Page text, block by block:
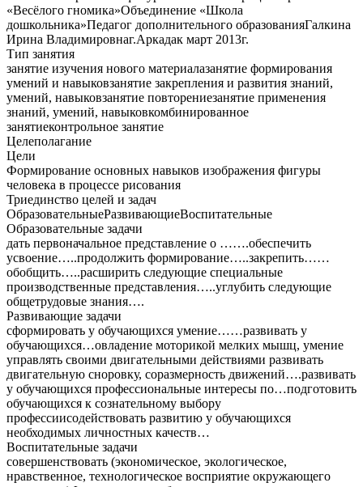
«Весёлого гномика»Объединение «Школа
дошкольника»Педагог дополнительного образованияГалкина
Ирина Владимировнаг.Аркадак март 2013г.
Тип занятия
занятие изучения нового материалазанятие формирования
умений и навыковзанятие закрепления и развития знаний,
умений, навыковзанятие повторениезанятие применения
знаний, умений, навыковкомбинированное
занятиеконтрольное занятие
Целеполагание
Цели
Формирование основных навыков изображения фигуры
человека в процессе рисования
Триединство целей и задач
ОбразовательныеРазвивающиеВоспитательные
Образовательные задачи
дать первоначальное представление о …….обеспечить
усвоение…..продолжить формирование…..закрепить……
обобщить…..расширить следующие специальные
производственные представления…..углубить следующие
общетрудовые знания….
Развивающие задачи
сформировать у обучающихся умение……развивать у
обучающихся…овладение моторикой мелких мышц, умение
управлять своими двигательными действиями развивать
двигательную сноровку, соразмерность движений….развивать
у обучающихся профессиональные интересы по…подготовить
обучающихся к сознательному выбору
профессиисодействовать развитию у обучающихся
необходимых личностных качеств…
Воспитательные задачи
совершенствовать (экономическое, экологическое,
нравственное, технологическое восприятие окружающего